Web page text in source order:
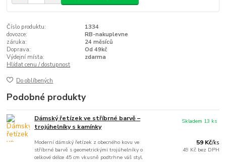
Číslo produktu:
1334
dovozce:
RB-nakuplevne
záruka:
24 měsíců
Doprava:
Od 49kč
Výdejní místa:
zdarma
Hlídat cenu / dostupnost
Do oblíbených
Podobné produkty
Dámský řetízek ve stříbrné barvě –
trojúhelníky s kamínky
Moderní dámský řetízek z obecného kovu ve
stříbrné barvě s geometrickými trojúhelníky o
celkové délce 45 cm vkusně podtrhne váš styl.
59 Kč/ks
49 Kč bez DPH
Skladem 13 ks